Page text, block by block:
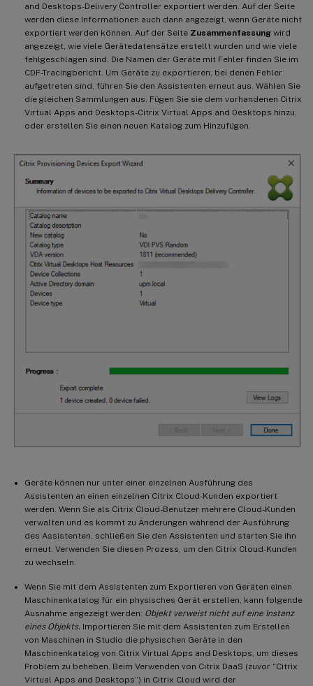
and Desktops-Delivery Controller exportiert werden. Auf der Seite
werden diese Informationen auch dann angezeigt, wenn Geräte nicht
exportiert werden können. Auf der Seite Zusammenfassung wird
angezeigt, wie viele Gerätedatensätze erstellt wurden und wie viele
fehlgeschlagen sind. Die Namen der Geräte mit Fehler finden Sie im
CDF-Tracingbericht. Um Geräte zu exportieren, bei denen Fehler
aufgetreten sind, führen Sie den Assistenten erneut aus. Wählen Sie
die gleichen Sammlungen aus. Fügen Sie sie dem vorhandenen Citrix
Virtual Apps and Desktops-Citrix Virtual Apps and Desktops hinzu,
oder erstellen Sie einen neuen Katalog zum Hinzufügen.
Geräte können nur unter einer einzelnen Ausführung des
Assistenten an einen einzelnen Citrix Cloud-Kunden exportiert
werden. Wenn Sie als Citrix Cloud-Benutzer mehrere Cloud-Kunden
verwalten und es kommt zu Änderungen während der Ausführung
des Assistenten, schließen Sie den Assistenten und starten Sie ihn
erneut. Verwenden Sie diesen Prozess, um den Citrix Cloud-Kunden
zu wechseln.
Wenn Sie mit dem Assistenten zum Exportieren von Geräten einen
Maschinenkatalog für ein physisches Gerät erstellen, kann folgende
Ausnahme angezeigt werden: Objekt verweist nicht auf eine Instanz
eines Objekts. Importieren Sie mit dem Assistenten zum Erstellen
von Maschinen in Studio die physischen Geräte in den
Maschinenkatalog von Citrix Virtual Apps and Desktops, um dieses
Problem zu beheben. Beim Verwenden von Citrix DaaS (zuvor “Citrix
Virtual Apps and Desktops”) in Citrix Cloud wird der